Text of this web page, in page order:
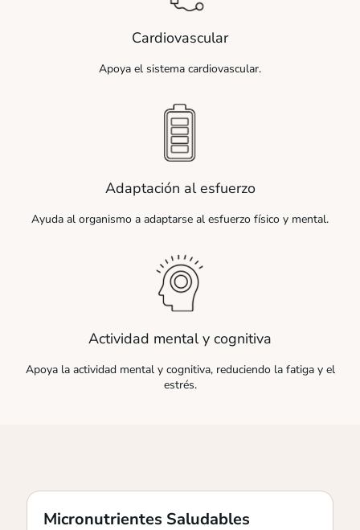
Cardiovascular
Apoya el sistema cardiovascular.
Adaptación al esfuerzo
Ayuda al organismo a adaptarse al esfuerzo físico y mental.
Actividad mental y cognitiva
Apoya la actividad mental y cognitiva, reduciendo la fatiga y el
estrés.
Micronutrientes Saludables